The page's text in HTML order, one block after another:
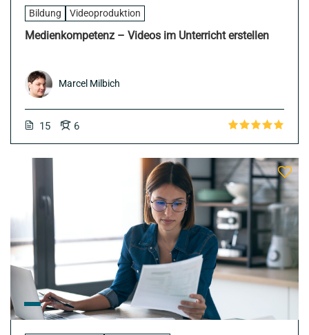
Bildung Videoproduktion
Medienkompetenz – Videos im Unterricht erstellen
Marcel Milbich
15 6